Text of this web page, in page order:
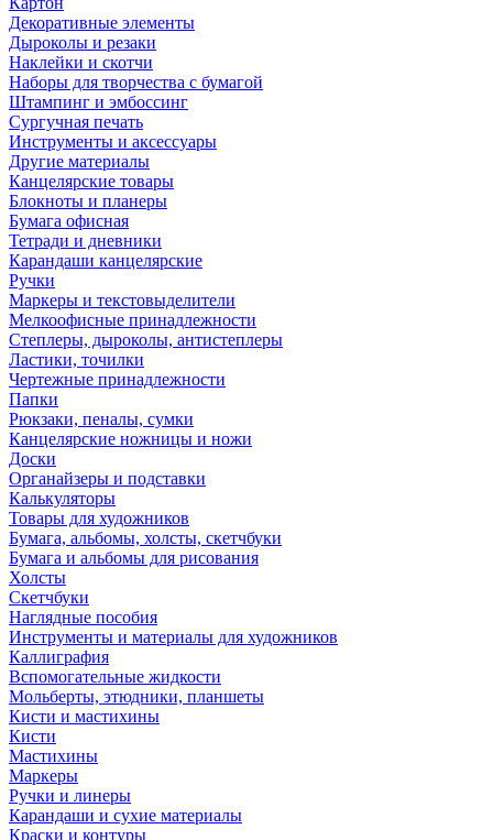
Декоративные элементы
Дыроколы и резаки
Наклейки и скотчи
Наборы для творчества с бумагой
Штампинг и эмбоссинг
Сургучная печать
Инструменты и аксессуары
Другие материалы
Канцелярские товары
Блокноты и планеры
Бумага офисная
Тетради и дневники
Карандаши канцелярские
Ручки
Маркеры и текстовыделители
Мелкоофисные принадлежности
Степлеры, дыроколы, антистеплеры
Ластики, точилки
Чертежные принадлежности
Папки
Рюкзаки, пеналы, сумки
Канцелярские ножницы и ножи
Доски
Органайзеры и подставки
Калькуляторы
Товары для художников
Бумага, альбомы, холсты, скетчбуки
Бумага и альбомы для рисования
Холсты
Скетчбуки
Наглядные пособия
Инструменты и материалы для художников
Каллиграфия
Вспомогательные жидкости
Мольберты, этюдники, планшеты
Кисти и мастихины
Кисти
Мастихины
Маркеры
Ручки и линеры
Карандаши и сухие материалы
Краски и контуры